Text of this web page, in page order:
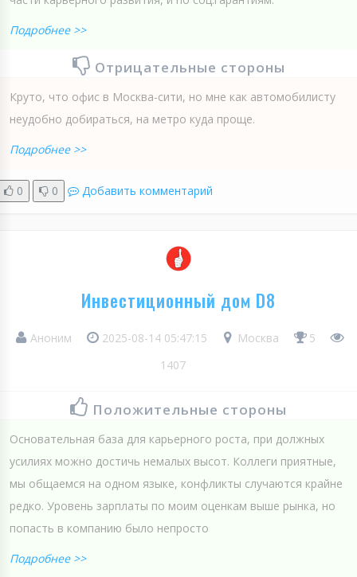
Подробнее >>
Отрицательные стороны
Круто, что офис в Москва-сити, но мне как автомобилисту
неудобно добираться, на метро куда проще.
Подробнее >>
0 0 Добавить комментарий
Инвестиционный дом D8
Аноним 2025-08-14 05:47:15 Москва
5
1407
Положительные стороны
Основательная база для карьерного роста, при должных
усилиях можно достичь немалых высот. Коллеги приятные,
мы общаемся на одном языке, конфликты случаются крайне
редко. Уровень зарплаты по моим оценкам выше рынка, но
попасть в компанию было непросто
Подробнее >>